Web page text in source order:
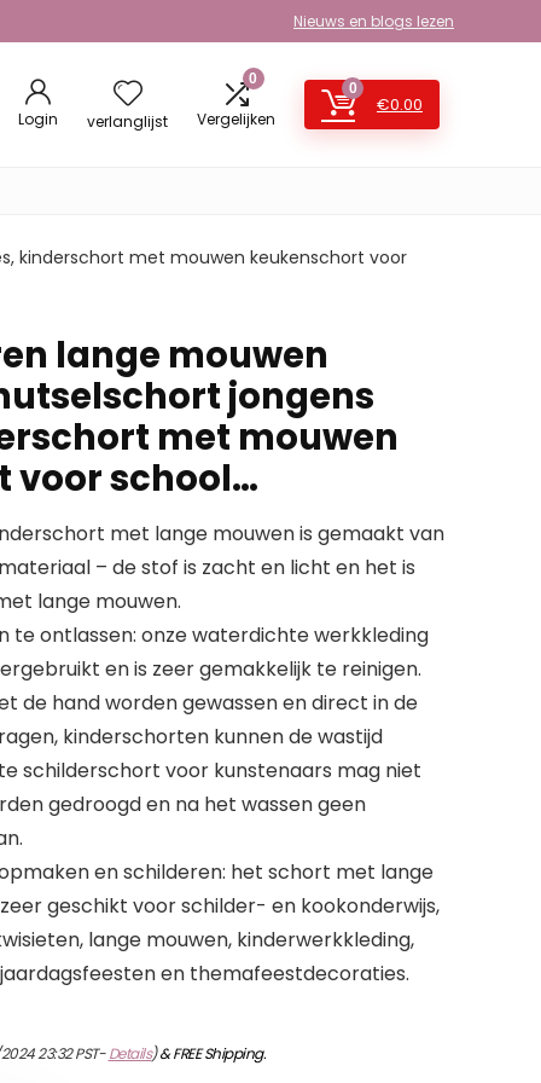
Nieuws en blogs lezen
Login verlanglijst
0
Vergelijken
0
€0.00
kinderschort met mouwen keukenschort voor
lange mouwen
jongens
met mouwen
voor school…
met lange mouwen is gemaakt van
– de stof is zacht en licht en het is
lange mouwen.
te ontlassen: onze waterdichte werkkleding
en is zeer gemakkelijk te reinigen.
de hand worden gewassen en direct in de
kinderschorten kunnen de wastijd
schilderschort voor kunstenaars mag niet
gedroogd en na het wassen geen
en schilderen: het schort met lange
geschikt voor schilder- en kookonderwijs,
lange mouwen, kinderwerkkleding,
en themafeestdecoraties.
23:32 PST-Details)&FREE Shipping.